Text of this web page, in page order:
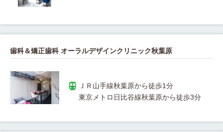
歯科＆矯正歯科 オーラルデザインクリニック秋葉原